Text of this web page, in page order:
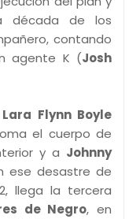
década de los
contando
agente K (Josh
Lara Flynn Boyle
el cuerpo de
y a Johnny
ese desastre de
llega la tercera
de Negro, en